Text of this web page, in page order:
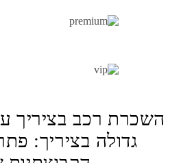
השכרת רכב בציריך
גדולה בציריך: